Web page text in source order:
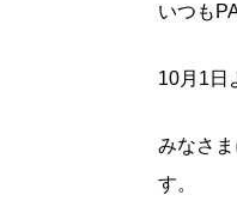
いつも
10月1日
みなさ
す。